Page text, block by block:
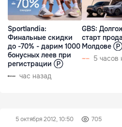
Sportlandia:
Финальные скидки
до -70% - дарим 1000
бонусных леев при
регистрации Ⓟ
час назад
GBS:
старт
Молдове Ⓟ
5 часов
5 октября 2012, 10:50 705